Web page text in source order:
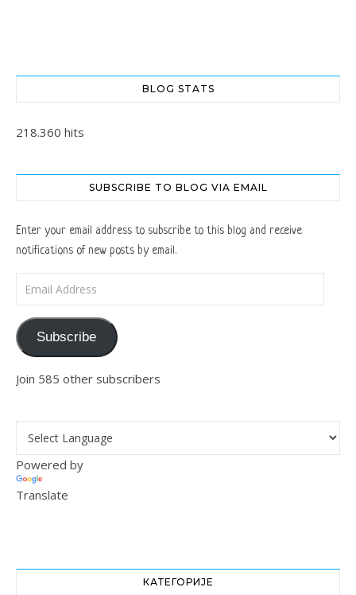
BLOG STATS
218.360 hits
SUBSCRIBE TO BLOG VIA EMAIL
Enter your email address to subscribe to this blog and receive
notifications of new posts by email.
Subscribe
Join 585 other subscribers
Powered by
Translate
КАТЕГОРИЈЕ